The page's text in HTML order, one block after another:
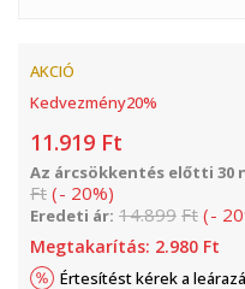
AKCIÓ
Kedvezmény20%
11.919 Ft
Az árcsökkentés előtti 30
Ft (- 20%)
Eredeti ár: 14.899 Ft (- 20
Megtakarítás: 2.980 Ft
Értesítést kérek a